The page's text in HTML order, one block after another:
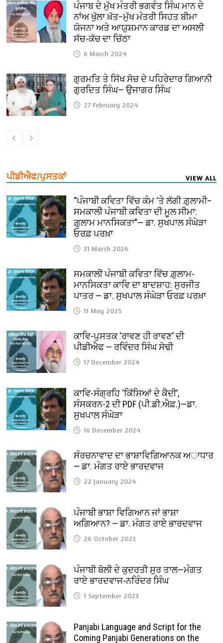
ਪੰਜਾਬ ਦੇ ਮੁੱਖ ਮੰਤਰੀ ਭਗਵੰਤ ਸਿੰਘ ਮਾਨ ਦੇ
ਨਾਂਅ ਖੁੱਲਾ ਖ਼ੱਤ–ਮੁੱਖ ਮੰਤਰੀ ਸਿਹਤ ਬੀਮਾ
ਯੋਜਨਾ ਅਤੇ ਆਯੁਸ਼ਮਾਨ ਕਾਰਡ ਦਾ ਅਸਲੀ
ਸੱਚ-ਕੱਚ ਦਾ ਚਿੱਠਾ
6 March 2024
ਗੁਰਮਤਿ ਤੇ ਸਿੱਖ ਸੋਚ ਦੇ ਪਹਿਰੇਦਾਰ ਗਿਆਨੀ
ਗੁਰਦਿਤ ਸਿੰਘ— ਉਜਾਗਰ ਸਿੰਘ
27 February 2024
ਪੀਡੀਐਫ/ਪੁਸਤਕਾਂ VIEW ALL
“ਪੰਜਾਬੀ ਕਵਿਤਾ ਵਿੱਚ ਕੰਮ ‘ਤੇ ਲੱਗੀ ਗ਼ੁਲਾਮੀ–
ਸਮਕਾਲੀ ਪੰਜਾਬੀ ਕਵਿਤਾ ਦੀ ਮੂਲ ਸੀਮਾ:
ਗ਼ੁਲਾਮ ਮਾਨਸਿਕਤਾ”— ਡਾ. ਸੁਖਪਾਲ ਸੰਘੇੜਾ
ਓਰਫ਼ ਪਰਖ਼ਾ
31 March 2026
ਸਮਕਾਲੀ ਪੰਜਾਬੀ ਕਵਿਤਾ ਵਿੱਚ ਗ਼ੁਲਾਮ-
ਮਾਨਸਿਕਤਾ ਕਾਵਿ ਦਾ ਬਾਦਸ਼ਾਹ: ਸੁਰਜੀਤ
ਪਾਤਰ — ਡਾ. ਸੁਖਪਾਲ ਸੰਘੇੜਾ ਓਰਫ਼ ਪਰਖ਼ਾ
11 May 2025
ਕਾਵਿ-ਪੁਸਤਕ ‘ਰਾਵਣ ਹੀ ਰਾਵਣ’ ਦੀ
ਪੀਡੀਐਫ — ਰਵਿੰਦਰ ਸਿੰਘ ਸੋਢੀ
17 December 2024
ਕਾਵਿ-ਸੰਗ੍ਰਹਿ ‘ਕਿੱਸਿਆਂ ਦੇ ਕੈਦੀ’,
ਸੰਸਕਰਨ-2 ਦੀ PDF (ਪੀ.ਡੀ.ਐਫ਼.)—ਡਾ.
ਸੁਖਪਾਲ ਸੰਘੇੜਾ
16 December 2024
ਸੰਰਚਨਾਵਾਦ ਦਾ ਭਾਸ਼ਾਵਿਗਿਆਨਕ ਅਾਧਾਰ
— ਡਾ. ਮੰਗਤ ਰਾਏ ਭਾਰਦਵਾਜ
22 January 2024
ਪੰਜਾਬੀ ਭਾਸ਼ਾ ਵਿਗਿਆਨ ਜਾਂ ਭਾਸ਼ਾ
ਅਗਿਆਨ? — ਡਾ. ਮੰਗਤ ਰਾਏ ਭਾਰਦਵਾਜ
26 October 2023
ਪੰਜਾਬੀ ਬੋਲੀ ਦੇ ਕੁਦਰਤੀ ਸੁਰ ਤਾਲ—ਮੰਗਤ
ਰਾਏ ਭਾਰਦਵਾਜ-ਨਰਿੰਦਰ ਸਿੰਘ
1 September 2023
Panjabi Language and Script for the
Coming Panjabi Generations on the